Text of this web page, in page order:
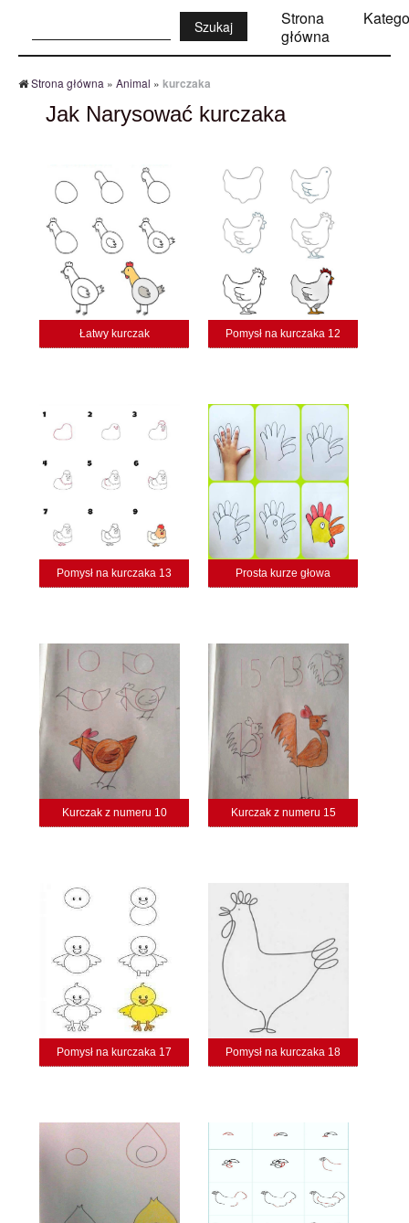
Strona
główna
Strona główna » Animal » kurczaka
Jak Narysować kurczaka
Łatwy kurczak Pomysł na kurczaka 12
Pomysł na kurczaka 13 Prosta kurze głowa
Kurczak z numeru 10 Kurczak z numeru 15
Pomysł na kurczaka 17 Pomysł na kurczaka 18